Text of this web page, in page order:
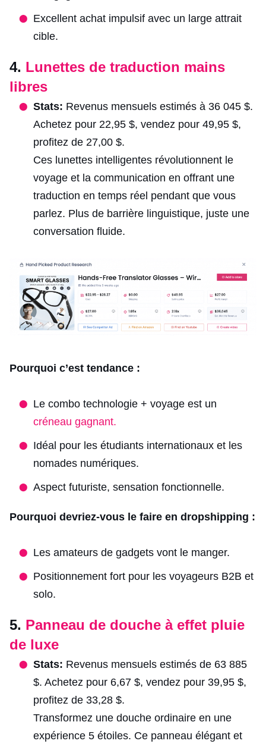
Excellent achat impulsif avec un large attrait
cible.
4. Lunettes de traduction mains
libres
Stats: Revenus mensuels estimés à 36 045 $.
Achetez pour 22,95 $, vendez pour 49,95 $,
profitez de 27,00 $.
Ces lunettes intelligentes révolutionnent le
voyage et la communication en offrant une
traduction en temps réel pendant que vous
parlez. Plus de barrière linguistique, juste une
conversation fluide.
Pourquoi c’est tendance :
Le combo technologie + voyage est un
créneau gagnant.
Idéal pour les étudiants internationaux et les
nomades numériques.
Aspect futuriste, sensation fonctionnelle.
Pourquoi devriez-vous le faire en dropshipping :
Les amateurs de gadgets vont le manger.
Positionnement fort pour les voyageurs B2B et
solo.
5. Panneau de douche à effet pluie
de luxe
Stats: Revenus mensuels estimés de 63 885
$. Achetez pour 6,67 $, vendez pour 39,95 $,
profitez de 33,28 $.
Transformez une douche ordinaire en une
expérience 5 étoiles. Ce panneau élégant et